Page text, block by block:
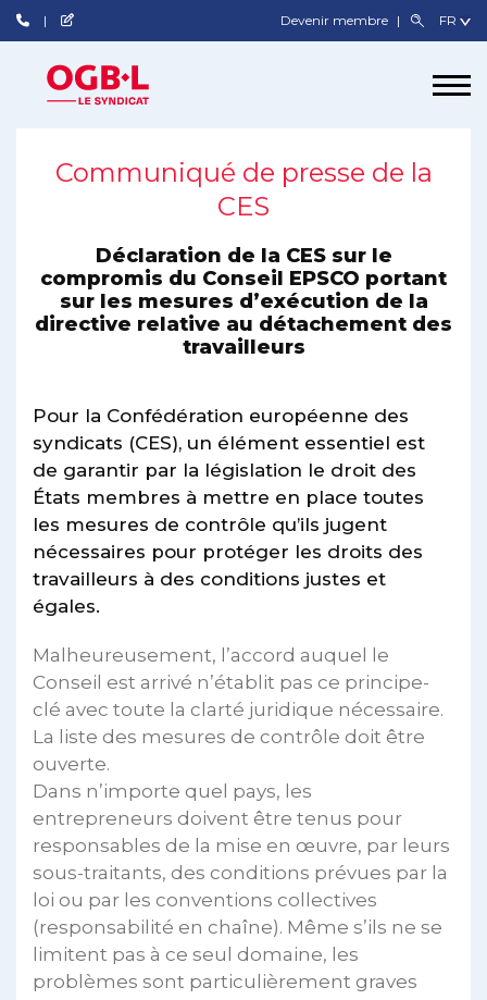
Devenir membre
Communiqué de presse de la
CES
Déclaration de la CES sur le
compromis du Conseil EPSCO portant
sur les mesures d’exécution de la
directive relative au détachement des
travailleurs
Pour la Confédération européenne des
syndicats (CES), un élément essentiel est
de garantir par la législation le droit des
États membres à mettre en place toutes
les mesures de contrôle qu’ils jugent
nécessaires pour protéger les droits des
travailleurs à des conditions justes et
égales.
Malheureusement, l’accord auquel le
Conseil est arrivé n’établit pas ce principe-
clé avec toute la clarté juridique nécessaire.
La liste des mesures de contrôle doit être
ouverte.
Dans n’importe quel pays, les
entrepreneurs doivent être tenus pour
responsables de la mise en œuvre, par leurs
sous-traitants, des conditions prévues par la
loi ou par les conventions collectives
(responsabilité en chaîne). Même s’ils ne se
limitent pas à ce seul domaine, les
problèmes sont particulièrement graves